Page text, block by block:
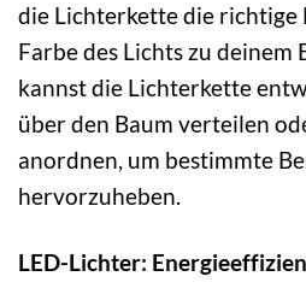
die Lichterkette die richtige
Farbe des Lichts zu deinem
kannst die Lichterkette
über den Baum verteilen
anordnen, um bestimmte
hervorzuheben.
LED-Lichter: